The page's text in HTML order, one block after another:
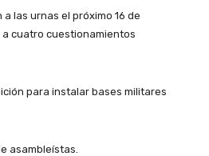
las urnas el próximo 16 de
cuatro cuestionamientos
para instalar bases militares
asambleístas.